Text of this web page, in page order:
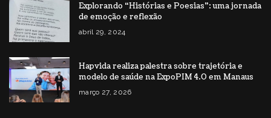
Explorando “Histórias e Poesias”: uma jornada
de emoção e reflexão
abril 29, 2024
Hapvida realiza palestra sobre trajetória e
modelo de saúde na ExpoPIM 4.0 em Manaus
março 27, 2026